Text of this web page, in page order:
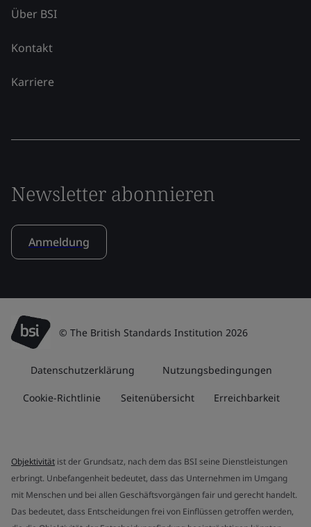
Über BSI
Kontakt
Karriere
Newsletter abonnieren
Anmeldung
© The British Standards Institution 2026
Datenschutzerklärung Nutzungsbedingungen
Cookie-Richtlinie Seitenübersicht Erreichbarkeit
Objektivität ist der Grundsatz, nach dem das BSI seine Dienstleistungen
erbringt. Unbefangenheit bedeutet, dass das Unternehmen im Umgang
mit Menschen und bei allen Geschäftsvorgängen fair und gerecht handelt.
Das bedeutet, dass Entscheidungen frei von Einflüssen getroffen werden,